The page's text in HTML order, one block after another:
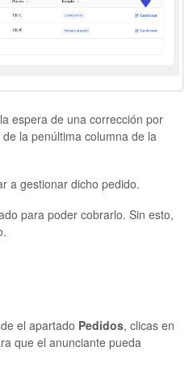
espera de una corrección por
la penúltima columna de la
a gestionar dicho pedido.
para poder cobrarlo. Sin esto,
el apartado Pedidos, clicas en
que el anunciante pueda